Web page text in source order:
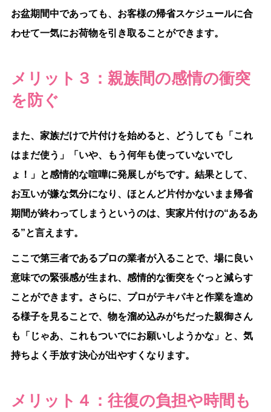
お盆期間中であっても、お客様の帰省スケジュールに合
わせて一気にお荷物を引き取ることができます。
メリット３：親族間の感情の衝突
を防ぐ
また、家族だけで片付けを始めると、どうしても「これ
はまだ使う」「いや、もう何年も使っていないでし
ょ！」と感情的な喧嘩に発展しがちです。結果として、
お互いが嫌な気分になり、ほとんど片付かないまま帰省
期間が終わってしまうというのは、実家片付けの“あるあ
る”と言えます。
ここで第三者であるプロの業者が入ることで、場に良い
意味での緊張感が生まれ、感情的な衝突をぐっと減らす
ことができます。さらに、プロがテキパキと作業を進め
る様子を見ることで、物を溜め込みがちだった親御さん
も「じゃあ、これもついでにお願いしようかな」と、気
持ちよく手放す決心が出やすくなります。
メリット４：往復の負担や時間も